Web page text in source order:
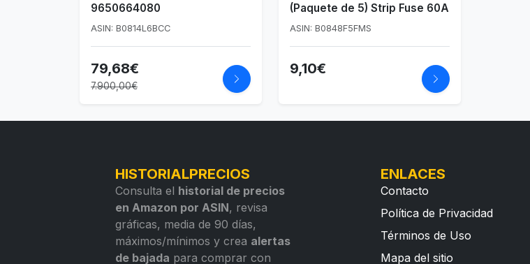
9650664080
ASIN: B0814L6BCC
79,68€
7.900,00€
(Paquete de 5) Strip Fuse 60A
ASIN: B0848F5FMS
9,10€
HISTORIALPRECIOS
Consulta el historial de precios
en Amazon por ASIN, revisa
gráficas, media de 90 días,
máximos/mínimos y crea alertas
de bajada para comprar con
ENLACES
Contacto
Política de Privacidad
Términos de Uso
Mapa del sitio